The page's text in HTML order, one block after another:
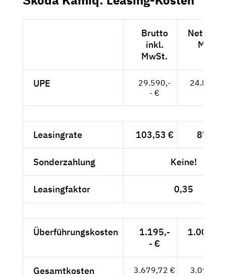
Brutto
inkl.
MwSt.
Netto
MwSt.
UPE
29.590,-
- €
Leasingrate 103,53 € 87,-- €
Sonderzahlung Keine!
Leasingfaktor 0,35
Überführungskosten
1.195,-
- €
Gesamtkosten 3.679,72 € 3.092,20